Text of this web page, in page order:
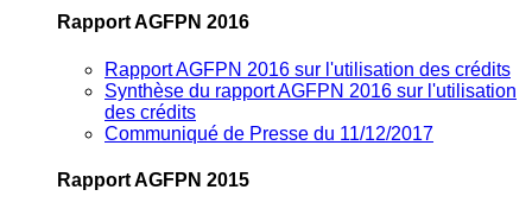
Rapport AGFPN 2016
Rapport AGFPN 2016 sur l'utilisation des crédits
Synthèse du rapport AGFPN 2016 sur l'utilisation
des crédits
Communiqué de Presse du 11/12/2017
Rapport AGFPN 2015